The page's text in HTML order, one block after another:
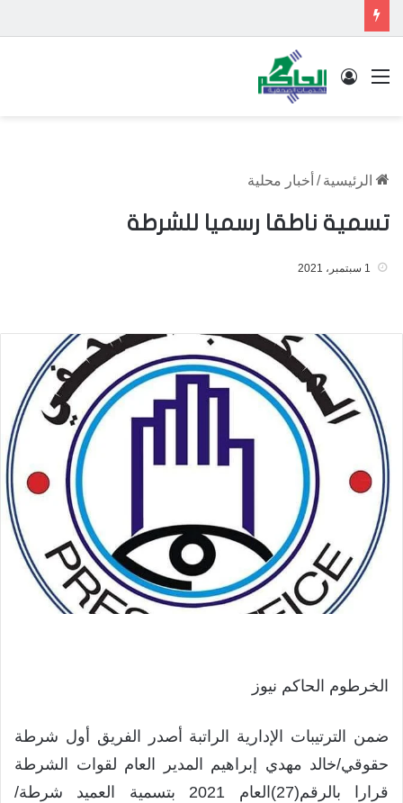
القائمة تسجيل الدخول
الرئيسية / أخبار محلية
تسمية ناطقا رسميا للشرطة
1 سبتمبر، 2021
الخرطوم الحاكم نيوز
ضمن الترتيبات الإدارية الراتبة أصدر الفريق أول شرطة
حقوقي/خالد مهدي إبراهيم المدير العام لقوات الشرطة
قرارا بالرقم(27)العام 2021 بتسمية العميد شرطة/